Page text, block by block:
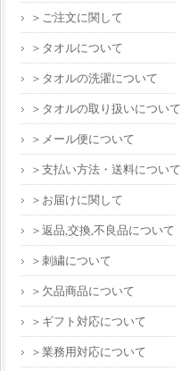
＞ご注文に関して
＞タオルについて
＞タオルの洗濯について
＞タオルの取り扱いについて
＞メール便について
＞支払い方法・送料について
＞お届けに関して
＞返品,交換,不良品について
＞刺繍について
＞欠品商品について
＞ギフト対応について
＞業務用対応について